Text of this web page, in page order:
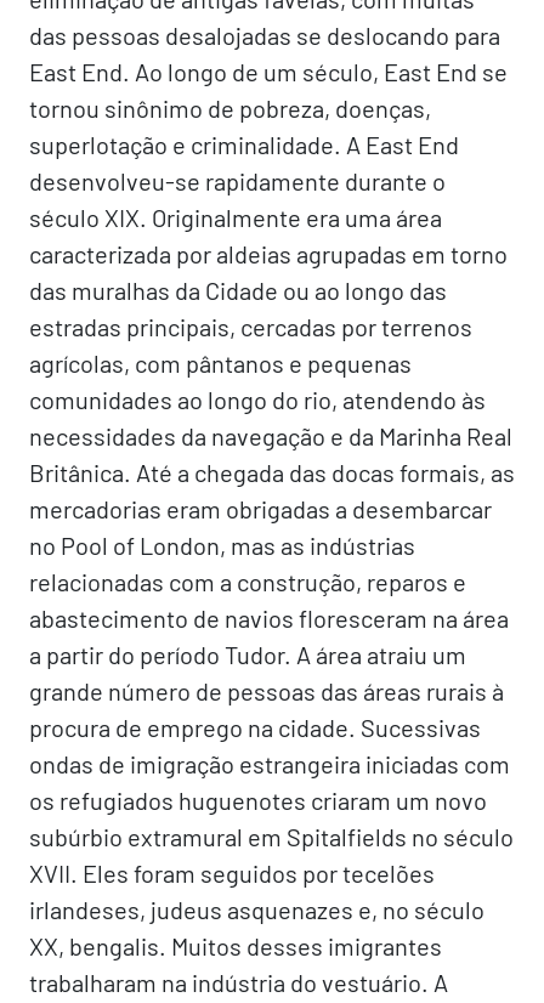
das pessoas desalojadas se deslocando para
East End. Ao longo de um século, East End se
tornou sinônimo de pobreza, doenças,
superlotação e criminalidade. A East End
desenvolveu-se rapidamente durante o
século XIX. Originalmente era uma área
caracterizada por aldeias agrupadas em torno
das muralhas da Cidade ou ao longo das
estradas principais, cercadas por terrenos
agrícolas, com pântanos e pequenas
comunidades ao longo do rio, atendendo às
necessidades da navegação e da Marinha Real
Britânica. Até a chegada das docas formais, as
mercadorias eram obrigadas a desembarcar
no Pool of London, mas as indústrias
relacionadas com a construção, reparos e
abastecimento de navios floresceram na área
a partir do período Tudor. A área atraiu um
grande número de pessoas das áreas rurais à
procura de emprego na cidade. Sucessivas
ondas de imigração estrangeira iniciadas com
os refugiados huguenotes criaram um novo
subúrbio extramural em Spitalfields no século
XVII. Eles foram seguidos por tecelões
irlandeses, judeus asquenazes e, no século
XX, bengalis. Muitos desses imigrantes
trabalharam na indústria do vestuário. A